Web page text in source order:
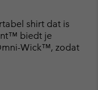
shirt dat is
biedt je
Wick™, zodat